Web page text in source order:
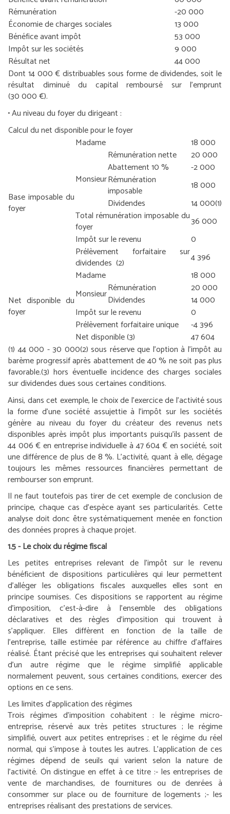
Rémunération
-20 000
Économie de charges sociales
13 000
Bénéfice avant impôt
53 000
Impôt sur les sociétés
9 000
Résultat net
44 000
Dont 14 000 € distribuables sous forme de dividendes, soit le
résultat diminué du capital remboursé sur l’emprunt
(30 000 €).
• Au niveau du foyer du dirigeant :
Calcul du net disponible pour le foyer
Base imposable du
foyer
Madame 18 000
Monsieur
Rémunération nette
20 000
Abattement 10 %
-2 000
Rémunération
imposable
18 000
Dividendes
14 000(1)
Total rémunération imposable du
foyer
36 000
Impôt sur le revenu
0
Prélèvement forfaitaire sur
dividendes (2) 4 396
Net disponible du
foyer
Madame
18 000
MonsieurRémunération
20 000
Dividendes
14 000
Impôt sur le revenu
0
Prélèvement forfaitaire unique
-4 396
Net disponible(3)
47 604
(1) 44 000 - 30 000(2) sous réserve que l’option à l’impôt au
barème progressif après abattement de 40 % ne soit pas plus
favorable.(3) hors éventuelle incidence des charges sociales
sur dividendes dues sous certaines conditions.
Ainsi, dans cet exemple, le choix de l’exercice de l’activité sous
la forme d’une société assujettie à l’impôt sur les sociétés
génère au niveau du foyer du créateur des revenus nets
disponibles après impôt plus importants puisqu’ils passent de
44 006 € en entreprise individuelle à 47 604 € en société, soit
une différence de plus de 8 %. L’activité, quant à elle, dégage
toujours les mêmes ressources financières permettant de
rembourser son emprunt.
Il ne faut toutefois pas tirer de cet exemple de conclusion de
principe, chaque cas d’espèce ayant ses particularités. Cette
analyse doit donc être systématiquement menée en fonction
des données propres à chaque projet.
1.5 - Le choix du régime fiscal
Les petites entreprises relevant de l’impôt sur le revenu
bénéficient de dispositions particulières qui leur permettent
d’alléger les obligations fiscales auxquelles elles sont en
principe soumises. Ces dispositions se rapportent au régime
d’imposition, c’est-à-dire à l’ensemble des obligations
déclaratives et des règles d’imposition qui trouvent à
s’appliquer. Elles diffèrent en fonction de la taille de
l’entreprise, taille estimée par référence au chiffre d’affaires
réalisé. Étant précisé que les entreprises qui souhaitent relever
d’un autre régime que le régime simplifié applicable
normalement peuvent, sous certaines conditions, exercer des
options en ce sens.
Les limites d’application des régimes
Trois régimes d’imposition cohabitent : le régime micro-
entreprise, réservé aux très petites structures ; le régime
simplifié, ouvert aux petites entreprises ; et le régime du réel
normal, qui s’impose à toutes les autres. L’application de ces
régimes dépend de seuils qui varient selon la nature de
l’activité. On distingue en effet à ce titre :- les entreprises de
vente de marchandises, de fournitures ou de denrées à
consommer sur place ou de fourniture de logements ;- les
entreprises réalisant des prestations de services.